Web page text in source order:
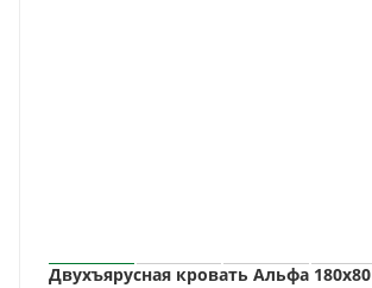
Двухъярусная кровать Альфа 180х80